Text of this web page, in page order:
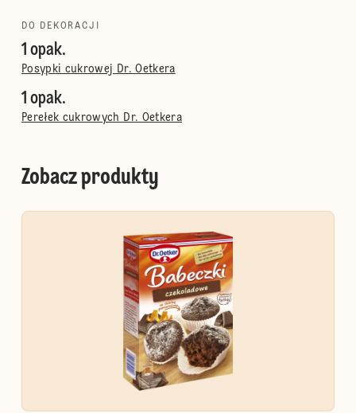
DO DEKORACJI
1 opak.
Posypki cukrowej Dr. Oetkera
1 opak.
Perełek cukrowych Dr. Oetkera
Zobacz produkty